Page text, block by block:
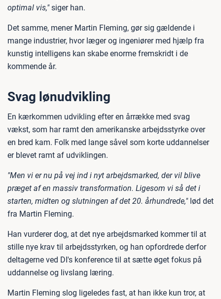
optimal vis,"siger han.
Det samme, mener Martin Fleming, gør sig gældende i
mange industrier, hvor læger og ingeniører med hjælp fra
kunstig intelligens kan skabe enorme fremskridt i de
kommende år.
Svag lønudvikling
En kærkommen udvikling efter en årrække med svag
vækst, som har ramt den amerikanske arbejdsstyrke over
en bred kam. Folk med lange såvel som korte uddannelser
er blevet ramt af udviklingen.
"Men vi er nu på vej ind i nyt arbejdsmarked, der vil blive
præget af en massiv transformation. Ligesom vi så det i
starten, midten og slutningen af det 20. århundrede,"lød det
fra Martin Fleming.
Han vurderer dog, at det nye arbejdsmarked kommer til at
stille nye krav til arbejdsstyrken, og han opfordrede derfor
deltagerne ved DI's konference til at sætte øget fokus på
uddannelse og livslang læring.
Martin Fleming slog ligeledes fast, at han ikke kun tror, at